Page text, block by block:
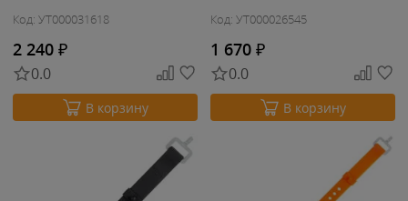
Код: УТ000031618
2 240 ₽
0.0
В корзину
Код: УТ000026545
1 670 ₽
0.0
В корзину